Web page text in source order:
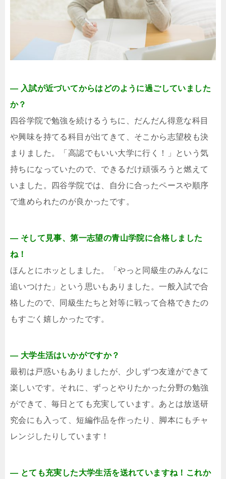
― 入試が近づいてからはどのように過ごしていました
か？
四谷学院で勉強を続けるうちに、だんだん得意な科目
や興味を持てる科目が出てきて、そこから志望校も決
まりました。「高認でもいい大学に行く！」という気
持ちになっていたので、できるだけ頑張ろうと燃えて
いました。四谷学院では、自分に合ったペースや順序
で進められたのが良かったです。
― そして見事、第一志望の青山学院に合格しました
ね！
ほんとにホッとしました。「やっと同級生のみんなに
追いつけた」という思いもありました。一般入試で合
格したので、同級生たちと対等に戦って合格できたの
もすごく嬉しかったです。
― 大学生活はいかがですか？
最初は戸惑いもありましたが、少しずつ友達ができて
楽しいです。それに、ずっとやりたかった分野の勉強
ができて、毎日とても充実しています。あとは放送研
究会にも入って、短編作品を作ったり、脚本にもチャ
レンジしたりしています！
― とても充実した大学生活を送れていますね！これか